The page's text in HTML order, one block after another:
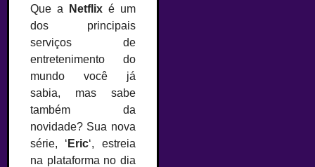
Que a Netflix é um
dos principais
serviços de
entretenimento do
mundo você já
sabia, mas sabe
também da
novidade? Sua nova
série, ‘ Eric‘, estreia
na plataforma no dia